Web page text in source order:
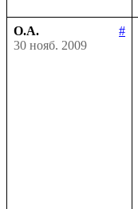
О.А.
#
30 нояб. 2009